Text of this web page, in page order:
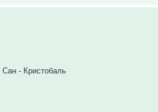
- Кристобаль